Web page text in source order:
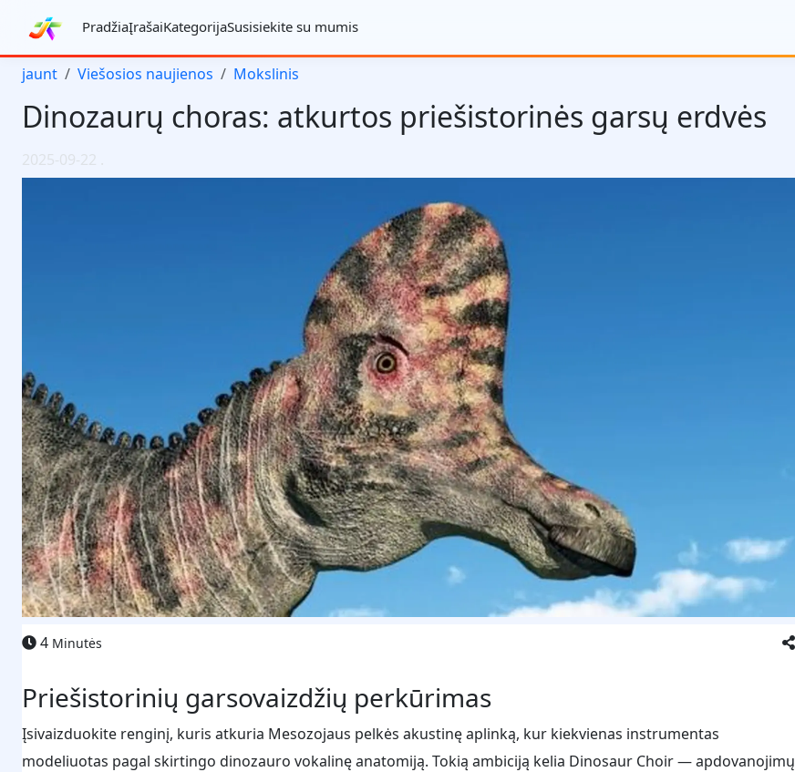
PradžiaĮrašaiKategorijaSusisiekite su mumis
jaunt Viešosios naujienos Mokslinis
Dinozaurų choras: atkurtos priešistorinės garsų erdvės
2025-09-22 .
4 Minutės
Priešistorinių garsovaizdžių perkūrimas
Įsivaizduokite renginį, kuris atkuria Mesozojaus pelkės akustinę aplinką, kur kiekvienas instrumentas
modeliuotas pagal skirtingo dinozauro vokalinę anatomiją. Tokią ambiciją kelia Dinosaur Choir — apdovanojimų